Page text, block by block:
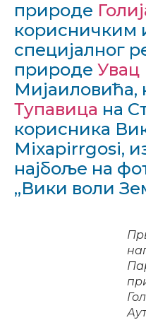
природе
корисничким
специјалног
природе Увац
Мијаиловића,
Тупавица на
корисника
Mixapirrgosi,
најбоље на
„Вики воли